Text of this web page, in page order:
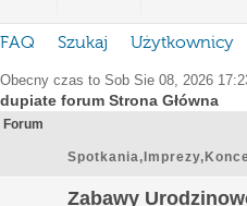
FAQ Szukaj Użytkownicy
Obecny czas to Sob Sie 08, 2026
dupiate forum Strona Główna
Forum
Zabawy